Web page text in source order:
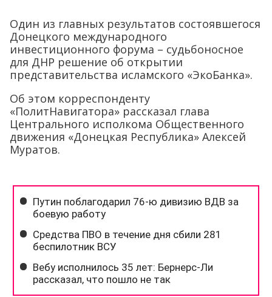
Один из главных результатов состоявшегося
Донецкого международного
инвестиционного форума – судьбоносное
для ДНР решение об открытии
представительства исламского «ЭкоБанка».
Об этом корреспонденту
«ПолитНавигатора» рассказал глава
Центрального исполкома Общественного
движения «Донецкая Республика» Алексей
Муратов.